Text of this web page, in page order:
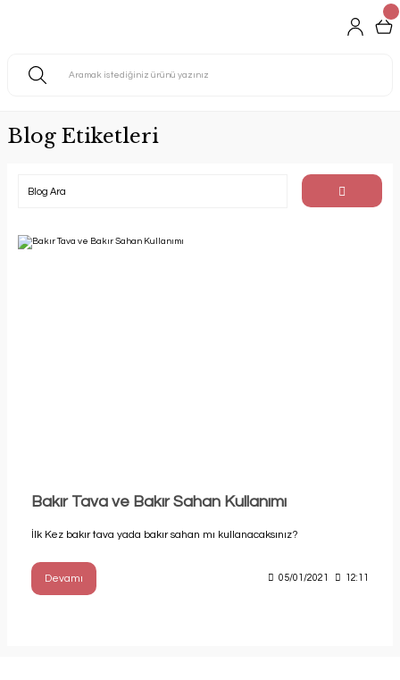
Blog Etiketleri
Bakır Tava ve Bakır Sahan Kullanımı
İlk Kez bakır tava yada bakır sahan mı kullanacaksınız?
Devamı 05/01/2021 12:11